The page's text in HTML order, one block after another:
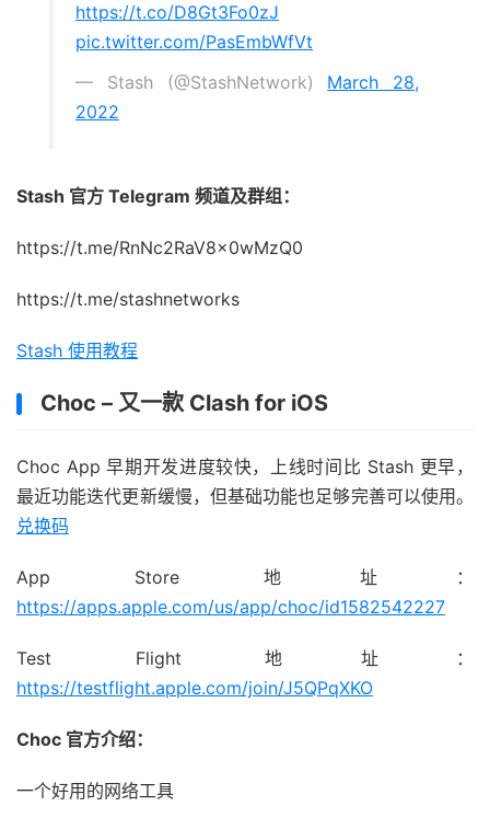
https://t.co/D8Gt3Fo0zJ
pic.twitter.com/PasEmbWfVt
— Stash (@StashNetwork) March 28,
2022
Stash 官方 Telegram 频道及群组：
https://t.me/RnNc2RaV8x0wMzQ0
https://t.me/stashnetworks
Stash 使用教程
Choc – 又一款 Clash for iOS
Choc App 早期开发进度较快，上线时间比 Stash 更早，
最近功能迭代更新缓慢，但基础功能也足够完善可以使用。
兑换码
App Store 地址：
https://apps.apple.com/us/app/choc/id1582542227
Test Flight 地址：
https://testflight.apple.com/join/J5QPqXKO
Choc 官方介绍：
一个好用的网络工具